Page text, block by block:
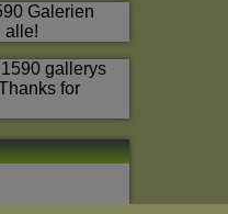
Galerien
alle!
gallerys
for